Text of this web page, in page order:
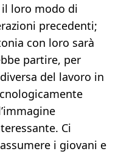
loro modo di
precedenti;
con loro sarà
partire, per
del lavoro in
Ci
i giovani e